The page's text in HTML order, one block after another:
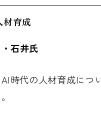
育成
石井氏
時代の人材育成につ